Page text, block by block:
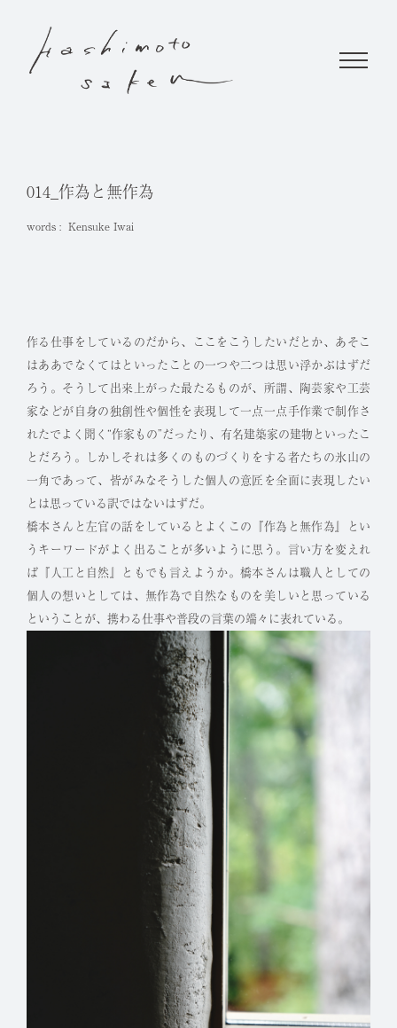
014_作為と無作為
words : Kensuke Iwai
作る仕事をしているのだから、ここをこうしたいだとか、あそこ
はああでなくてはといったことの一つや二つは思い浮かぶはずだ
ろう。そうして出来上がった最たるものが、所謂、陶芸家や工芸
家などが自身の独創性や個性を表現して一点一点手作業で制作さ
れたでよく聞く“作家もの”だったり、有名建築家の建物といったこ
とだろう。しかしそれは多くのものづくりをする者たちの氷山の
一角であって、皆がみなそうした個人の意匠を全面に表現したい
とは思っている訳ではないはずだ。
橋本さんと左官の話をしているとよくこの『作為と無作為』とい
うキーワードがよく出ることが多いように思う。言い方を変えれ
ば『人工と自然』ともでも言えようか。橋本さんは職人としての
個人の想いとしては、無作為で自然なものを美しいと思っている
ということが、携わる仕事や普段の言葉の端々に表れている。